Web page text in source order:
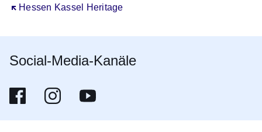
Hessen Kassel Heritage
Öffnet sich in einem neuen Fenster
Social-Media-Kanäle
Die Museumslanschaft Hessen Kassel auf Facebook
Öffnet sich in einem neuen Fenster
Die Museumslanschaft Hessen Kassel auf
Öffnet sich in einem neuen Fenster
Die Museumslanschaft Hessen Kassel auf
Öffnet sich in einem neuen Fenster